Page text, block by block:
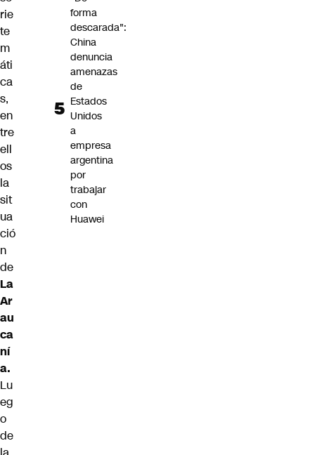
rie
te
m
áti
ca
s,
en
tre
ell
os
la
sit
ua
ció
n
de
La
Ar
au
ca
ní
a.
Lu
eg
o
de
forma
descarada":
China
denuncia
amenazas
de
Estados
Unidos
a
empresa
argentina
por
trabajar
con
Huawei